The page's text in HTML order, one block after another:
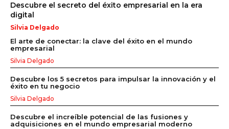
Descubre el secreto del éxito empresarial en la era
digital
Silvia Delgado
El arte de conectar: la clave del éxito en el mundo
empresarial
Silvia Delgado
Descubre los 5 secretos para impulsar la innovación y el
éxito en tu negocio
Silvia Delgado
Descubre el increíble potencial de las fusiones y
adquisiciones en el mundo empresarial moderno